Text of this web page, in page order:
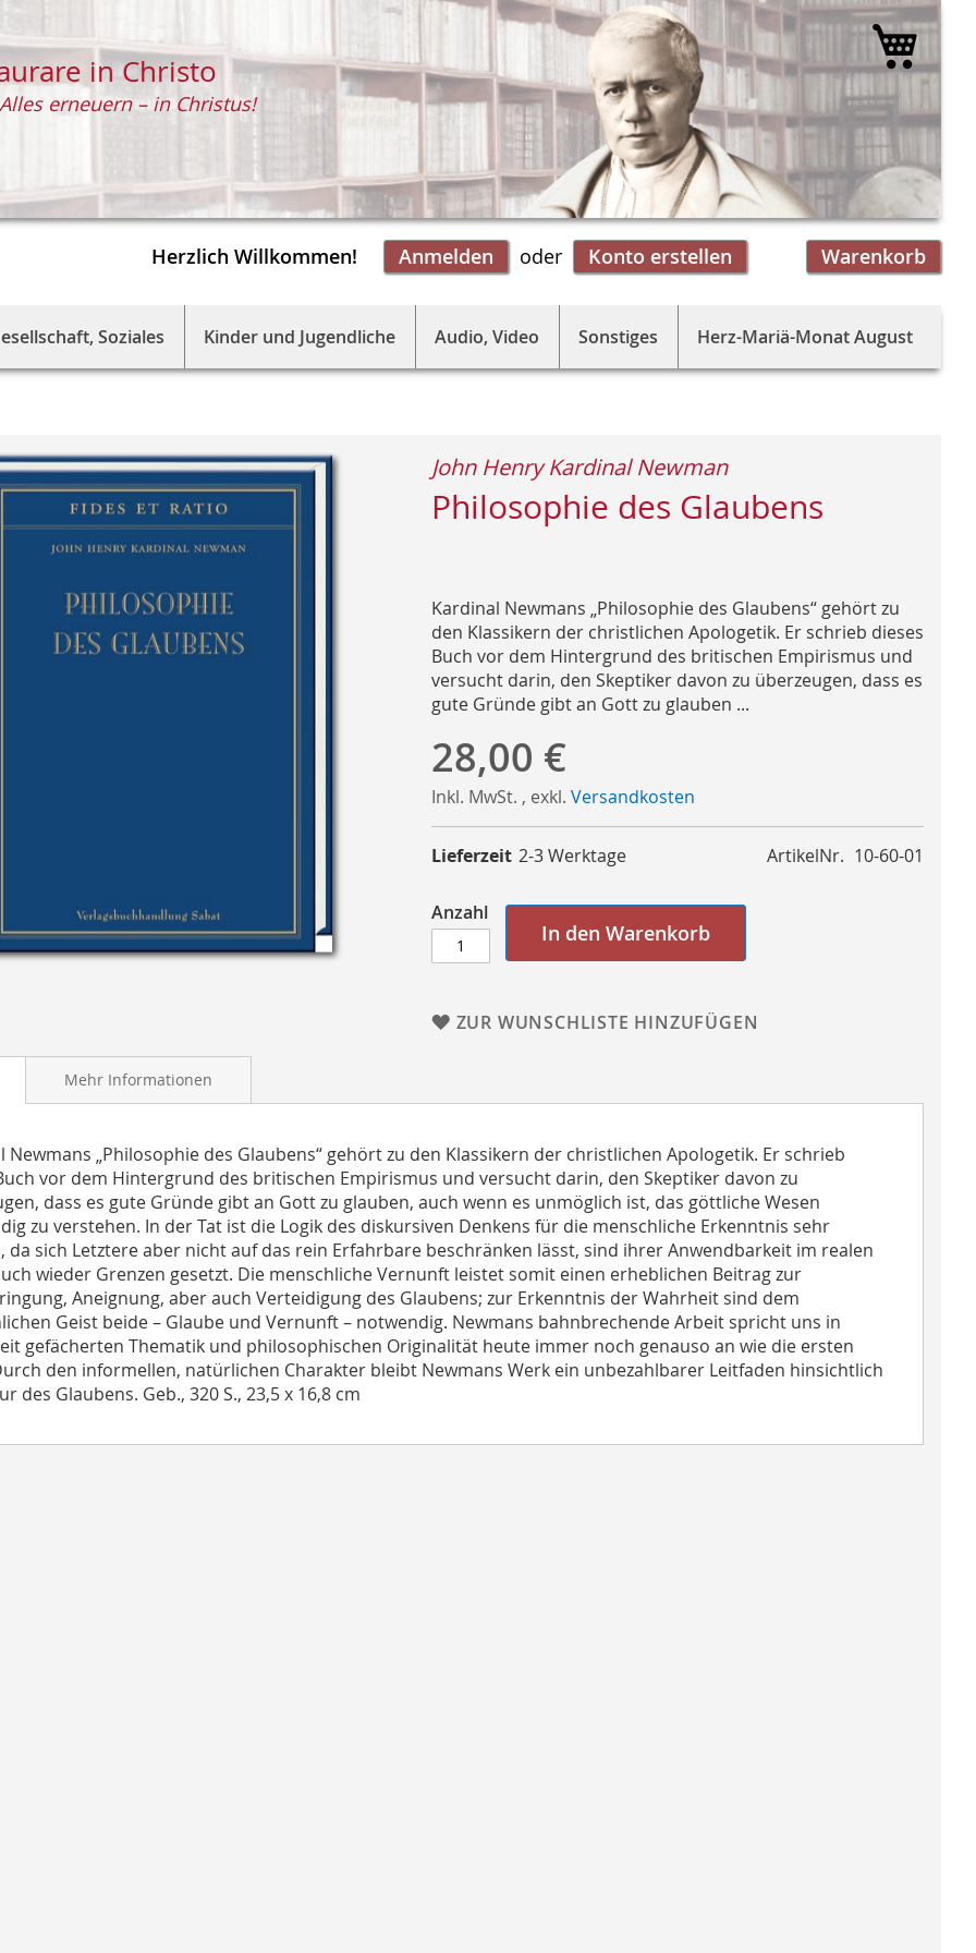
Herzlich Willkommen! Anmelden Warenkorb
Konto erstellen
in Christo
Alles erneuern – in Christus!
Mein
Soziales Kinder und Jugendliche Audio, Video Sonstiges Herz-Mariä-Monat August
Philosophie des Glaubens
John Henry Kardinal Newman
Kardinal Newmans „Philosophie des Glaubens“ gehört zu
den Klassikern der christlichen Apologetik. Er schrieb dieses
Buch vor dem Hintergrund des britischen Empirismus und
versucht darin, den Skeptiker davon zu überzeugen, dass es
gute Gründe gibt an Gott zu glauben ...
28,00 €
Inkl. MwSt. , exkl. Versandkosten
ArtikelNr. 10-60-01
Lieferzeit 2-3 Werktage
Anzahl
In den Warenkorb
ZUR WUNSCHLISTE HINZUFÜGEN
Newmans „Philosophie des Glaubens“ gehört zu den Klassikern der christlichen Apologetik. Er schrieb
vor dem Hintergrund des britischen Empirismus und versucht darin, den Skeptiker davon zu
dass es gute Gründe gibt an Gott zu glauben, auch wenn es unmöglich ist, das göttliche Wesen
zu verstehen. In der Tat ist die Logik des diskursiven Denkens für die menschliche Erkenntnis sehr
da sich Letztere aber nicht auf das rein Erfahrbare beschränken lässt, sind ihrer Anwendbarkeit im realen
wieder Grenzen gesetzt. Die menschliche Vernunft leistet somit einen erheblichen Beitrag zur
Aneignung, aber auch Verteidigung des Glaubens; zur Erkenntnis der Wahrheit sind dem
Geist beide – Glaube und Vernunft – notwendig. Newmans bahnbrechende Arbeit spricht uns in
gefächerten Thematik und philosophischen Originalität heute immer noch genauso an wie die ersten
den informellen, natürlichen Charakter bleibt Newmans Werk ein unbezahlbarer Leitfaden hinsichtlich
des Glaubens. Geb., 320 S., 23,5 x 16,8 cm
Mehr Informationen